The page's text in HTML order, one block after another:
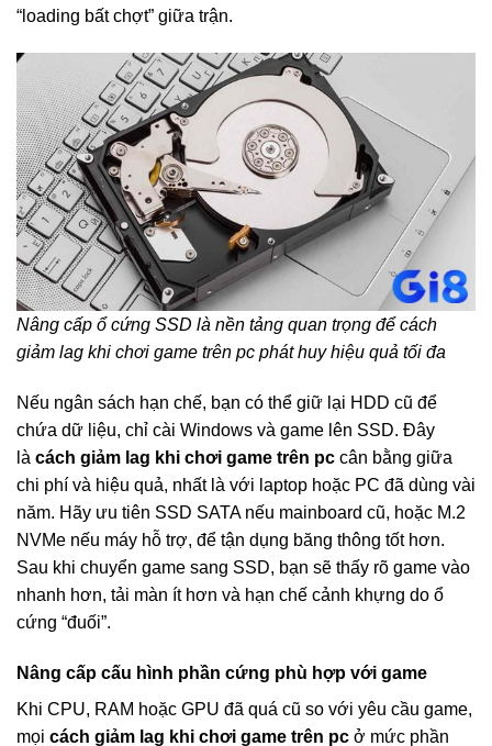
“loading bất chợt” giữa trận.
Nâng cấp ổ cứng SSD là nền tảng quan trọng để cách
giảm lag khi chơi game trên pc phát huy hiệu quả tối đa
Nếu ngân sách hạn chế, bạn có thể giữ lại HDD cũ để
chứa dữ liệu, chỉ cài Windows và game lên SSD. Đây
là cách giảm lag khi chơi game trên pc cân bằng giữa
chi phí và hiệu quả, nhất là với laptop hoặc PC đã dùng vài
năm. Hãy ưu tiên SSD SATA nếu mainboard cũ, hoặc M.2
NVMe nếu máy hỗ trợ, để tận dụng băng thông tốt hơn.
Sau khi chuyển game sang SSD, bạn sẽ thấy rõ game vào
nhanh hơn, tải màn ít hơn và hạn chế cảnh khựng do ổ
cứng “đuối”.
Nâng cấp cấu hình phần cứng phù hợp với game
Khi CPU, RAM hoặc GPU đã quá cũ so với yêu cầu game,
mọi cách giảm lag khi chơi game trên pc ở mức phần